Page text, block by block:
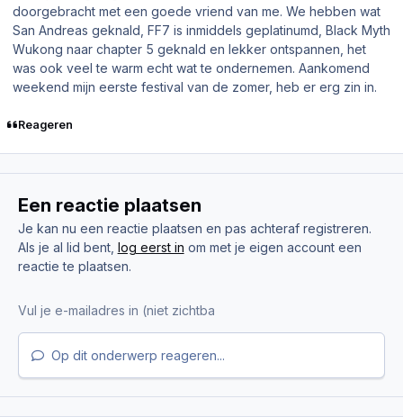
doorgebracht met een goede vriend van me. We hebben wat
San Andreas geknald, FF7 is inmiddels geplatinumd, Black Myth
Wukong naar chapter 5 geknald en lekker ontspannen, het
was ook veel te warm echt wat te ondernemen. Aankomend
weekend mijn eerste festival van de zomer, heb er erg zin in.
Reageren
Een reactie plaatsen
Je kan nu een reactie plaatsen en pas achteraf registreren.
Als je al lid bent, log eerst in om met je eigen account een
reactie te plaatsen.
Op dit onderwerp reageren...